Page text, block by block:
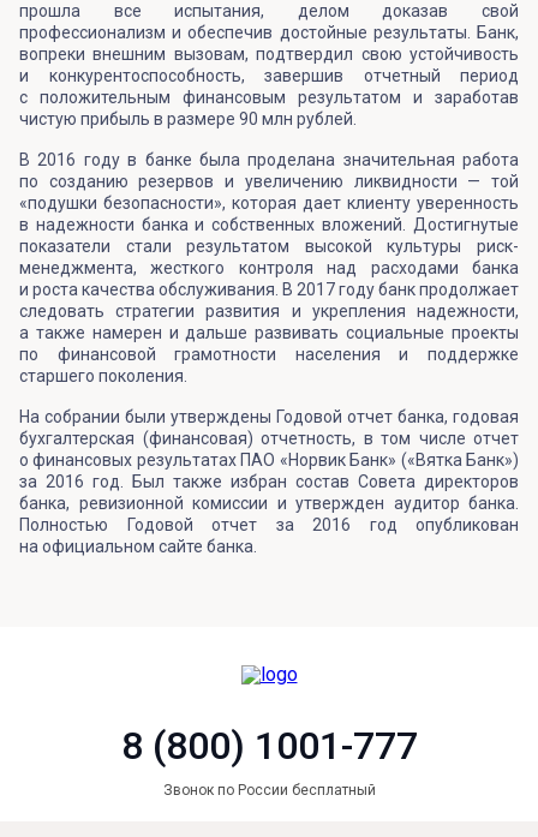
прошла все испытания, делом доказав свой
профессионализм и обеспечив достойные результаты. Банк,
вопреки внешним вызовам, подтвердил свою устойчивость
и конкурентоспособность, завершив отчетный период
с положительным финансовым результатом и заработав
чистую прибыль в размере 90 млн рублей.
В 2016 году в банке была проделана значительная работа
по созданию резервов и увеличению ликвидности — той
«подушки безопасности», которая дает клиенту уверенность
в надежности банка и собственных вложений. Достигнутые
показатели стали результатом высокой культуры риск-
менеджмента, жесткого контроля над расходами банка
и роста качества обслуживания. В 2017 году банк продолжает
следовать стратегии развития и укрепления надежности,
а также намерен и дальше развивать социальные проекты
по финансовой грамотности населения и поддержке
старшего поколения.
На собрании были утверждены Годовой отчет банка, годовая
бухгалтерская (финансовая) отчетность, в том числе отчет
о финансовых результатах ПАО «Норвик Банк» («Вятка Банк»)
за 2016 год. Был также избран состав Совета директоров
банка, ревизионной комиссии и утвержден аудитор банка.
Полностью Годовой отчет за 2016 год опубликован
на официальном сайте банка.
8 (800) 1001-777
Звонок по России бесплатный